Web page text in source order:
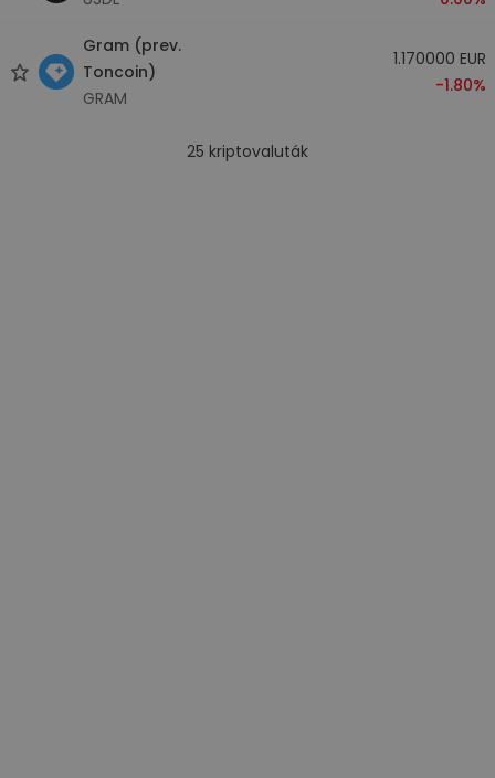
Gram (prev.
Toncoin)
GRAM
1.170000 EUR
-1.80%
25 kriptovaluták